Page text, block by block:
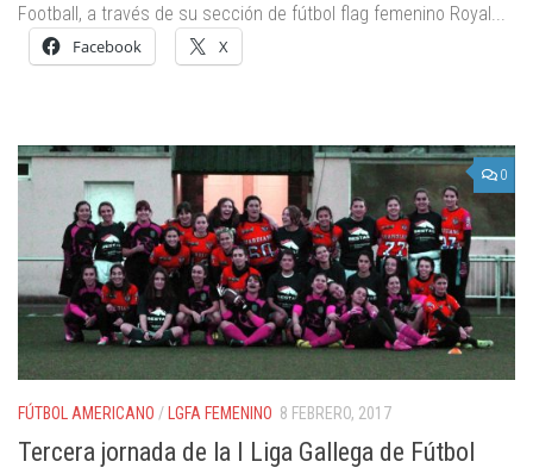
Football, a través de su sección de fútbol flag femenino Royal...
Facebook X
0
FÚTBOL AMERICANO /LGFA FEMENINO 8 FEBRERO, 2017
Tercera jornada de la I Liga Gallega de Fútbol